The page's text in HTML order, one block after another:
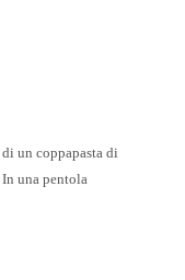
un coppapasta di
una pentola